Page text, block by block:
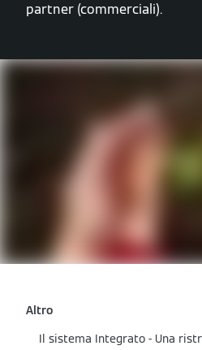
partner (commerciali).
Altro